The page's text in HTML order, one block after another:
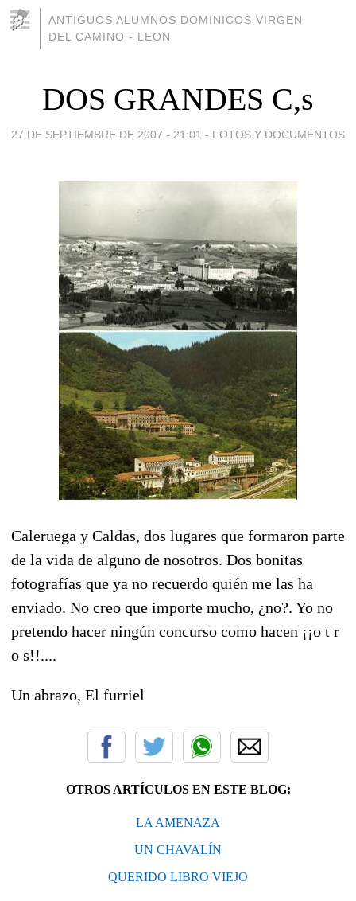
ANTIGUOS ALUMNOS DOMINICOS VIRGEN
DEL CAMINO - LEON
DOS GRANDES C,s
27 DE SEPTIEMBRE DE 2007 - 21:01 - FOTOS Y DOCUMENTOS
Caleruega y Caldas, dos lugares que formaron parte
de la vida de alguno de nosotros. Dos bonitas
fotografías que ya no recuerdo quién me las ha
enviado. No creo que importe mucho, ¿no?. Yo no
pretendo hacer ningún concurso como hacen ¡¡o t r
o s!!....
Un abrazo, El furriel
OTROS ARTÍCULOS EN ESTE BLOG:
LA AMENAZA
UN CHAVALÍN
QUERIDO LIBRO VIEJO